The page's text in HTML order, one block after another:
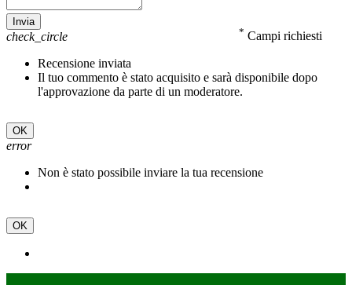
Invia
* Campi richiesti
check_circle
Recensione inviata
Il tuo commento è stato acquisito e sarà disponibile dopo
l'approvazione da parte di un moderatore.
OK
error
Non è stato possibile inviare la tua recensione
OK